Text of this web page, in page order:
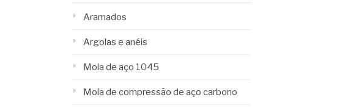
Aramados
Argolas e anéis
Mola de aço 1045
Mola de compressão de aço carbono